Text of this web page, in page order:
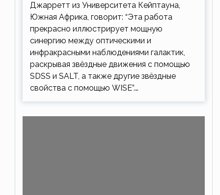
Джарретт из Университета Кейптауна,
Южная Африка, говорит: “Эта работа
прекрасно иллюстрирует мощную
синергию между оптическими и
инфракрасными наблюдениями галактик,
раскрывая звёздные движения с помощью
SDSS и SALT, а также другие звёздные
свойства с помощью WISE”.…